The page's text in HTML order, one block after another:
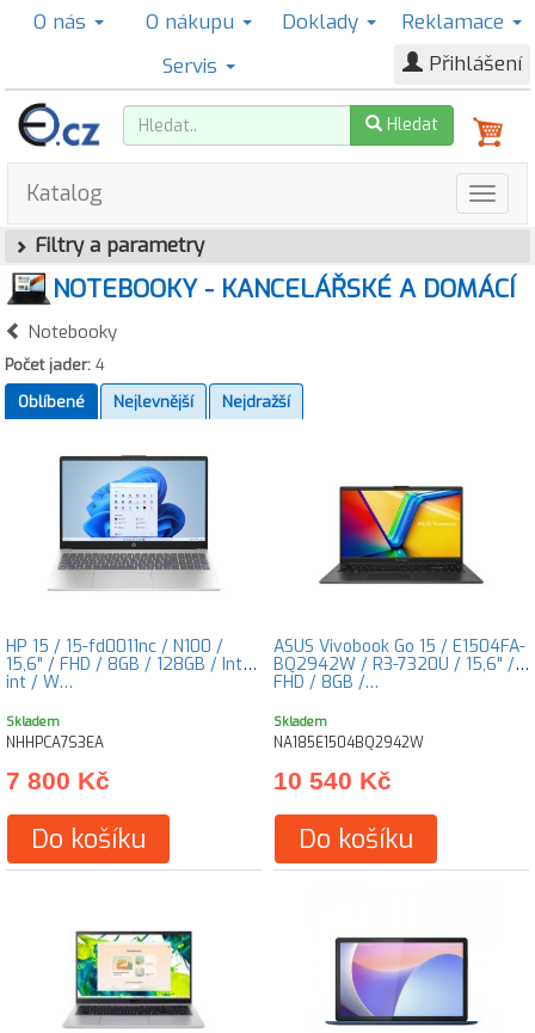
O nás O nákupu Doklady
Reklamace
Servis
Přihlášení
Hledat
Katalog
Filtry a parametry
NOTEBOOKY - KANCELÁŘSKÉ A DOMÁCÍ
Notebooky
Počet jader: 4
Oblíbené
Nejlevnější Nejdražší
HP 15 / 15-fd0011nc / N100 /
15,6" / FHD / 8GB / 128GB / Intel
int / W…
Skladem
NHHPCA7S3EA
7 800 Kč
Do košíku
ASUS Vivobook Go 15 / E1504FA-
BQ2942W / R3-7320U / 15,6" /
FHD / 8GB /…
Skladem
NA185E1504BQ2942W
10 540 Kč
Do košíku